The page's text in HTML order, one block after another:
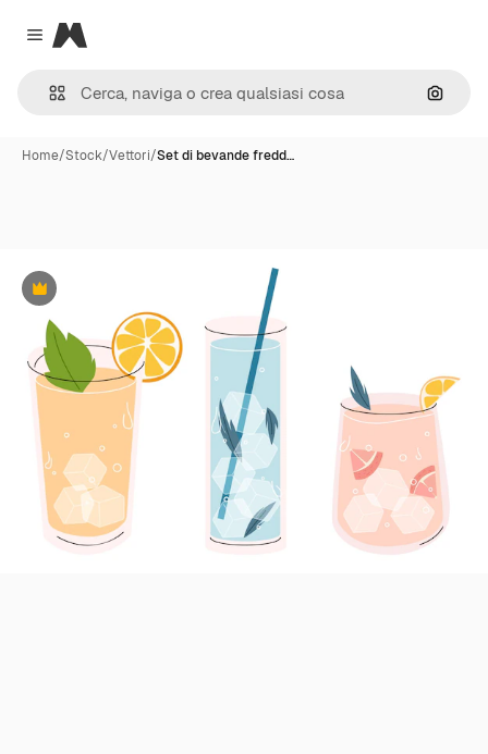
Close menu
Magnific
Cerca
Home/Stock/Vettori/Set di bevande fredd…
Premium